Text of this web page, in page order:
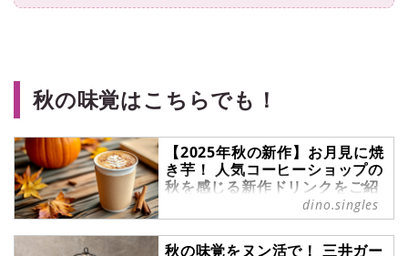
秋の味覚はこちらでも！
【2025年秋の新作】お月見に焼
き芋！ 人気コーヒーショップの
秋を感じる新作ドリンクをご紹
介 - singles （シングルス） -
“おひとりさま”にフォーカスし
た情報サイト
dino.singles
秋の味覚をヌン活で！ 三井ガー